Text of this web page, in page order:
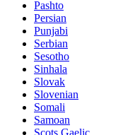
Pashto
Persian
Punjabi
Serbian
Sesotho
Sinhala
Slovak
Slovenian
Somali
Samoan